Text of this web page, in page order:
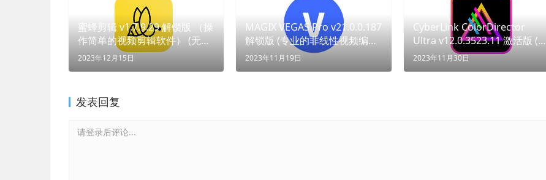
蜜蜂剪辑 v1.7.9.29 解锁版 （操
作简单的视频剪辑软件） (无有
效返回内容)
2023年12月15日
MAGIX VEGAS Pro v21.0.0.187
解锁版 (专业的非线性视频编辑
软件) (剪辑无限，创想无界)
2023年11月19日
CyberLink ColorDirector
Ultra v12.0.3523.11 激活版 (视
频后期调色软件)
2023年11月30日
发表回复
请登录后评论...